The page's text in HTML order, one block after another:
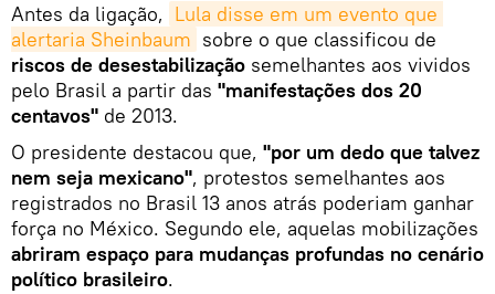
Antes da ligação, Lula disse em um evento que
alertaria Sheinbaum sobre o que classificou de
riscos de desestabilização semelhantes aos vividos
pelo Brasil a partir das "manifestações dos 20
centavos" de 2013.
O presidente destacou que, "por um dedo que talvez
nem seja mexicano", protestos semelhantes aos
registrados no Brasil 13 anos atrás poderiam ganhar
força no México. Segundo ele, aquelas mobilizações
abriram espaço para mudanças profundas no cenário
político brasileiro.